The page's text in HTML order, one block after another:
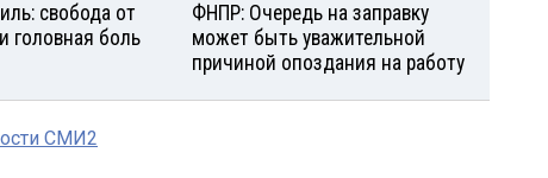
свобода от
головная боль
ФНПР: Очередь на заправку
может быть уважительной
причиной опоздания на работу
СМИ2